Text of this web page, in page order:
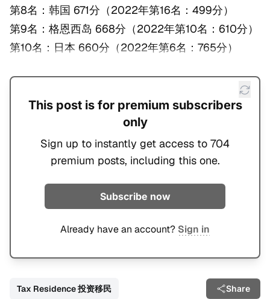
第8名：韩国 671分（2022年第16名：499分）
第9名：格恩西岛 668分（2022年第10名：610分）
第10名：日本 660分（2022年第6名：765分）
This post is for premium subscribers
only
Sign up to instantly get access to 704
premium posts, including this one.
Subscribe now
Already have an account? Sign in
Tax Residence 投资移民 Share